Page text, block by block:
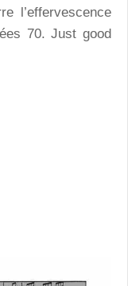
l’effervescence
70. Just good